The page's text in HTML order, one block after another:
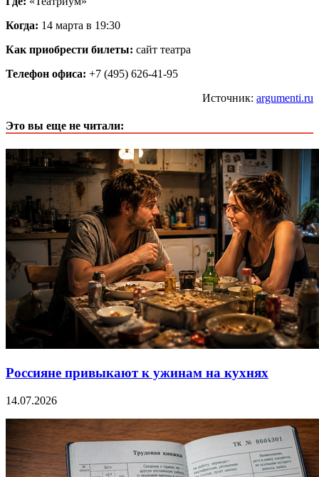
Когда: 14 марта в 19:30
Как приобрести билеты: сайт театра
Телефон офиса: +7 (495) 626-41-95
Источник: argumenti.ru
Это вы еще не читали:
Россияне привыкают к ужинам на кухнях
14.07.2026